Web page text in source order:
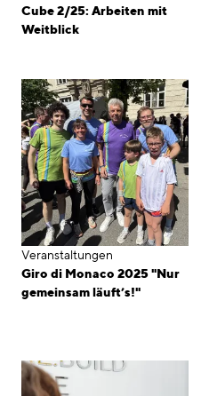
Cube 2/25: Arbeiten mit
Weitblick
Veranstaltungen
Giro di Monaco 2025 "Nur
gemeinsam läuft’s!"